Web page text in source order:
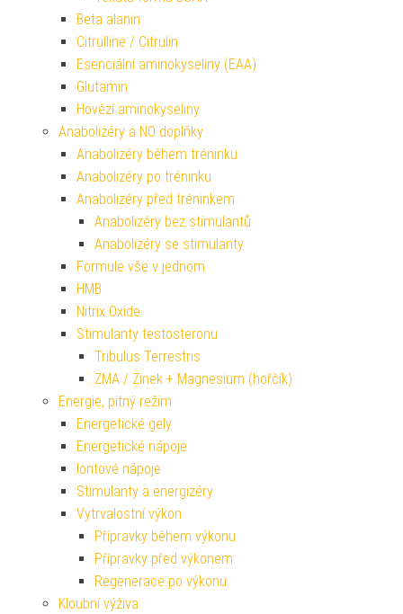
Beta alanin
Citrulline / Citrulin
Esenciální aminokyseliny (EAA)
Glutamin
Hovězí aminokyseliny
Anabolizéry a NO doplňky
Anabolizéry během tréninku
Anabolizéry po tréninku
Anabolizéry před tréninkem
Anabolizéry bez stimulantů
Anabolizéry se stimulanty
Formule vše v jednom
HMB
Nitrix Oxide
Stimulanty testosteronu
Tribulus Terrestris
ZMA / Zinek + Magnesium (hořčík)
Energie, pitný režim
Energetické gely
Energetické nápoje
Iontové nápoje
Stimulanty a energizéry
Vytrvalostní výkon
Přípravky během výkonu
Přípravky před výkonem
Regenerace po výkonu
Kloubní výživa